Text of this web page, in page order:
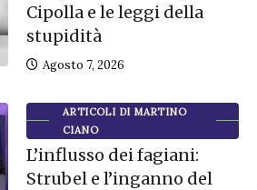
Cipolla e le leggi della
stupidità
Agosto 7, 2026
ARTICOLI DI MARTINO
CIANO
L’influsso dei fagiani:
Strubel e l’inganno del